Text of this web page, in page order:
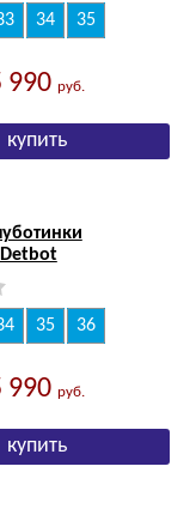
34 35
990руб.
Detbot
35 36
990руб.